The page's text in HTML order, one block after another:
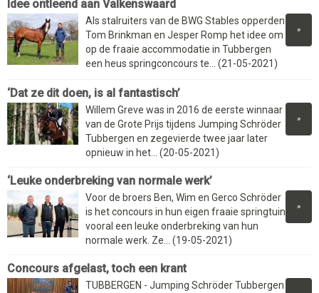
Idee ontleend aan Valkenswaard
»
Als stalruiters van de BWG Stables opperden
Tom Brinkman en Jesper Romp het idee om
op de fraaie accommodatie in Tubbergen
een heus springconcours te... (21-05-2021)
‘Dat ze dit doen, is al fantastisch’
»
Willem Greve was in 2016 de eerste winnaar
van de Grote Prijs tijdens Jumping Schröder
Tubbergen en zegevierde twee jaar later
opnieuw in het... (20-05-2021)
‘Leuke onderbreking van normale werk’
»
Voor de broers Ben, Wim en Gerco Schröder
is het concours in hun eigen fraaie springtuin
vooral een leuke onderbreking van hun
normale werk. Ze... (19-05-2021)
Concours afgelast, toch een krant
TUBBERGEN - Jumping Schröder Tubbergen